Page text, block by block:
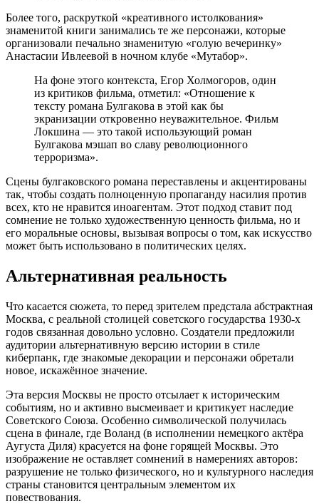
Более того, раскруткой «креативного истолкования»
знаменитой книги занимались те же персонажи, которые
организовали печально знаменитую «голую вечеринку»
Анастасии Ивлеевой в ночном клубе «Мутабор».
На фоне этого контекста, Егор Холмогоров, один
из критиков фильма, отметил: «Отношение к
тексту романа Булгакова в этой как бы
экранизации откровенно неуважительное. Фильм
Локшина — это такой использующий роман
Булгакова мэшап во славу революционного
терроризма».
Сцены булгаковского романа переставлены и акцентированы
так, чтобы создать полноценную пропаганду насилия против
всех, кто не нравится иноагентам. Этот подход ставит под
сомнение не только художественную ценность фильма, но и
его моральные основы, вызывая вопросы о том, как искусство
может быть использовано в политических целях.
Альтернативная реальность
Что касается сюжета, то перед зрителем предстала абстрактная
Москва, с реальной столицей советского государства 1930-х
годов связанная довольно условно. Создатели предложили
аудитории альтернативную версию истории в стиле
киберпанк, где знакомые декорации и персонажи обретали
новое, искажённое значение.
Эта версия Москвы не просто отсылает к историческим
событиям, но и активно высмеивает и критикует наследие
Советского Союза. Особенно символической получилась
сцена в финале, где Воланд (в исполнении немецкого актёра
Аугуста Диля) красуется на фоне горящей Москвы. Это
изображение не оставляет сомнений в намерениях авторов:
разрушение не только физического, но и культурного наследия
страны становится центральным элементом их
повествования.